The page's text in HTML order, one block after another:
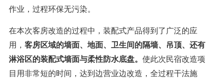
作业，过程环保无污染。
在本次客房改造的过程中，装配式产品得到了广泛的应
用， 客房区域的墙面、地面、卫生间的隔墙、吊顶、还有
淋浴区的装配式墙面与柔性防水底盘。 使此次民宿改造项
目用非常短的时间，达到边营业边改造，全过程干法施